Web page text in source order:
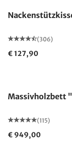
(306)
€ 127,90
Massivholzbett
(115)
€ 949,00